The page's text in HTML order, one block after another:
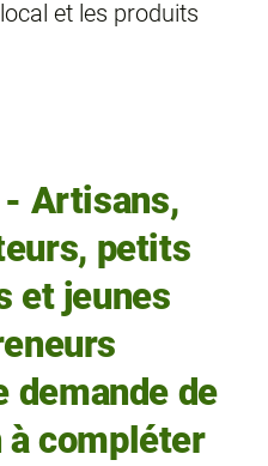
et les produits
Artisans,
petits
et jeunes
demande de
compléter